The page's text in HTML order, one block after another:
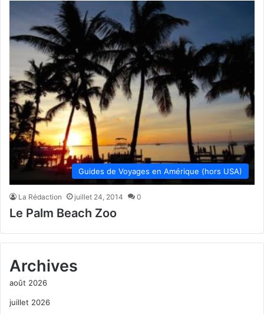
Guides de Voyages en Amérique (hors USA)
La Rédaction juillet 24, 2014 0
Le Palm Beach Zoo
Archives
août 2026
juillet 2026